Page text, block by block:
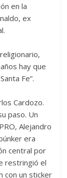
en la
ex
hay que
Fe”.
Cardozo.
paso. Un
Alejandro
era
central por
restringió el
con un sticker